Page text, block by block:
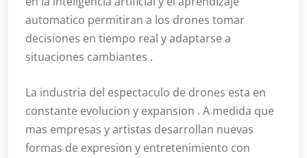
automatico permitiran a los drones tomar
decisiones en tiempo real y adaptarse a
situaciones cambiantes .
La industria del espectaculo de drones esta en
constante evolucion y expansion . A medida que
mas empresas y artistas desarrollan nuevas
formas de expresion y entretenimiento con